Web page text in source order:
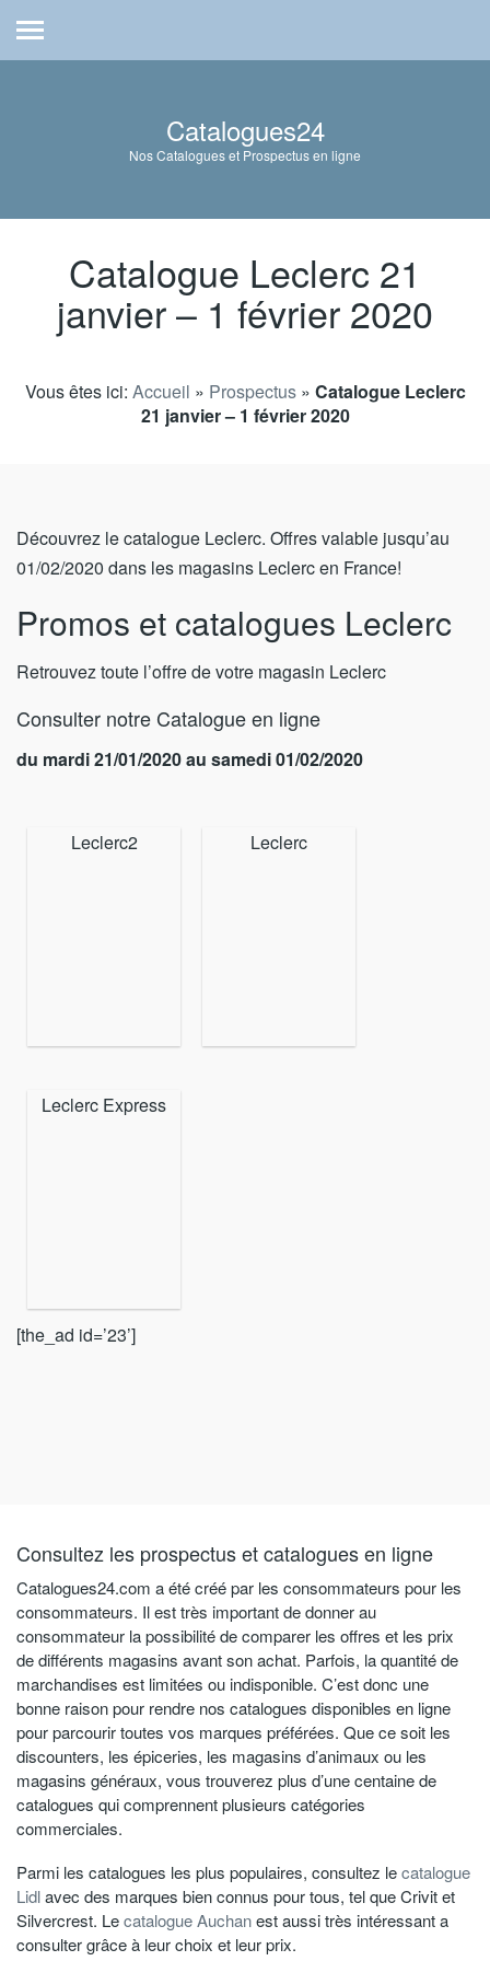
Catalogues24
Nos Catalogues et Prospectus en ligne
Catalogue Leclerc 21
janvier – 1 février 2020
Vous êtes ici: Accueil » Prospectus» Catalogue Leclerc
21 janvier – 1 février 2020
Découvrez le catalogue Leclerc. Offres valable jusqu’au
01/02/2020 dans les magasins Leclerc en France!
Promos et catalogues Leclerc
Retrouvez toute l’offre de votre magasin Leclerc
Consulter notre Catalogue en ligne
du mardi 21/01/2020 au samedi 01/02/2020
Leclerc2 Leclerc
Leclerc Express
[the_ad id=’23’]
Consultez les prospectus et catalogues en ligne
Catalogues24.com a été créé par les consommateurs pour les
consommateurs. Il est très important de donner au
consommateur la possibilité de comparer les offres et les prix
de différents magasins avant son achat. Parfois, la quantité de
marchandises est limitées ou indisponible. C’est donc une
bonne raison pour rendre nos catalogues disponibles en ligne
pour parcourir toutes vos marques préférées. Que ce soit les
discounters, les épiceries, les magasins d’animaux ou les
magasins généraux, vous trouverez plus d’une centaine de
catalogues qui comprennent plusieurs catégories
commerciales.
Parmi les catalogues les plus populaires, consultez lecatalogue
Lidlavec des marques bien connus pour tous, tel que Crivit et
Silvercrest. Lecatalogue Auchanest aussi très intéressant a
consulter grâce à leur choix et leur prix.